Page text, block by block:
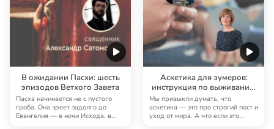
В ожидании Пасхи: шесть
эпизодов Ветхого Завета
Пасха начинается не с пустого
гроба. Она зреет задолго до
Евангелия — в ночи Исхода, в
Аскетика для зумеров:
инструкция по выживанию
от древних монахов
Мы привыкли думать, что
аскетика — это про строгий пост и
уход от мира. А что если это